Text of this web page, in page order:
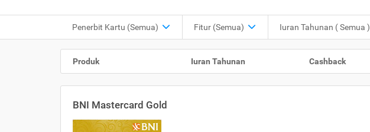
Penerbit Kartu (Semua) Fitur (Semua) Iuran Tahunan ( Semua )
Produk Iuran Tahunan Cashback
BNI Mastercard Gold